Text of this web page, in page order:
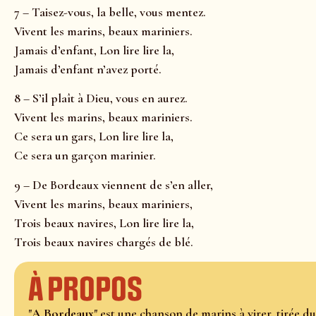
7 – Taisez-vous, la belle, vous mentez.
Vivent les marins, beaux mariniers.
Jamais d’enfant, Lon lire lire la,
Jamais d’enfant n’avez porté.
8 – S’il plaît à Dieu, vous en aurez.
Vivent les marins, beaux mariniers.
Ce sera un gars, Lon lire lire la,
Ce sera un garçon marinier.
9 – De Bordeaux viennent de s’en aller,
Vivent les marins, beaux mariniers,
Trois beaux navires, Lon lire lire la,
Trois beaux navires chargés de blé.
À propos